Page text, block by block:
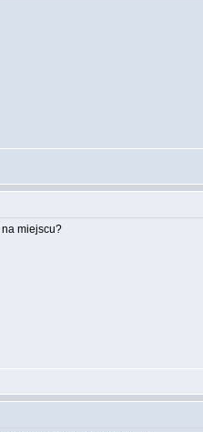
na miejscu?